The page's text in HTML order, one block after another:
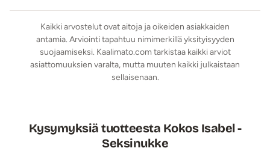
masturbaattoristasi pidempään. Säilytä pölyltä, lialta ja
suoralta auringonvalolta suojattuna vaikka omassa
laatikossaan.
Koko (p x l x k): 26 cm x 15 cm x 19 cm
Insertin pituus: 17 cm
Suuaukon sisähalkaisija: noin 1 cm (venyy reilusti)
Kaikki arvostelut ovat aitoja ja oikeiden asiakkaiden
antamia. Arviointi tapahtuu nimimerkillä yksityisyyden
suojaamiseksi. Kaalimato.com tarkistaa kaikki arviot
asiattomuuksien varalta, mutta muuten kaikki julkaistaan
sellaisenaan.
Kysymyksiä tuotteesta Kokos Isabel -
Seksinukke